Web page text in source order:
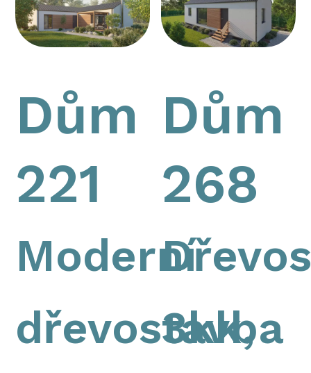
Dům
221
Moderní
dřevostavba
Dům
268
3kk,